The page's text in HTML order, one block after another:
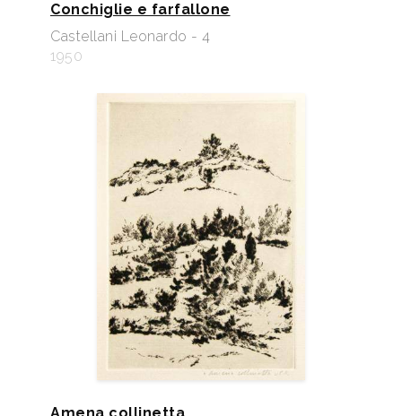
Conchiglie e farfallone
Castellani Leonardo - 4
1950